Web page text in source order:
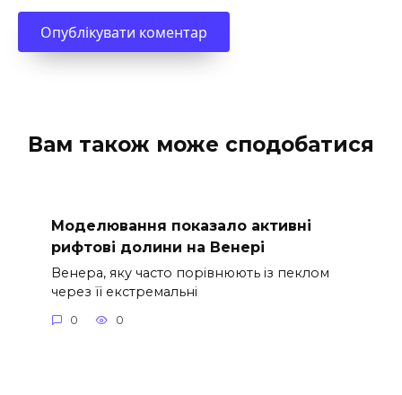
Вам також може сподобатися
Моделювання показало активні
рифтові долини на Венері
Венера, яку часто порівнюють із пеклом
через її екстремальні
0 0